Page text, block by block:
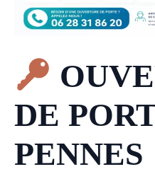
DE
PENNES